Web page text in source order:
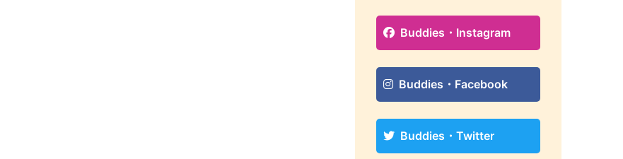
Buddies・Instagram
Buddies・Facebook
Buddies・Twitter